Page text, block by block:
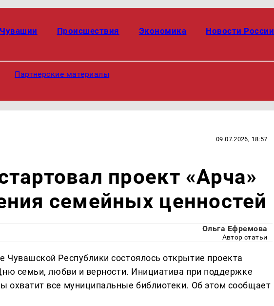
Происшествия Экономика Новости России
Партнерские материалы
09.07.2026, 18:57
проект «Арча»
семейных ценностей
Ольга Ефремова
Автор статьи
Чувашской Республики состоялось открытие проекта
семьи, любви и верности. Инициатива при поддержке
охватит все муниципальные библиотеки. Об этом сообщает